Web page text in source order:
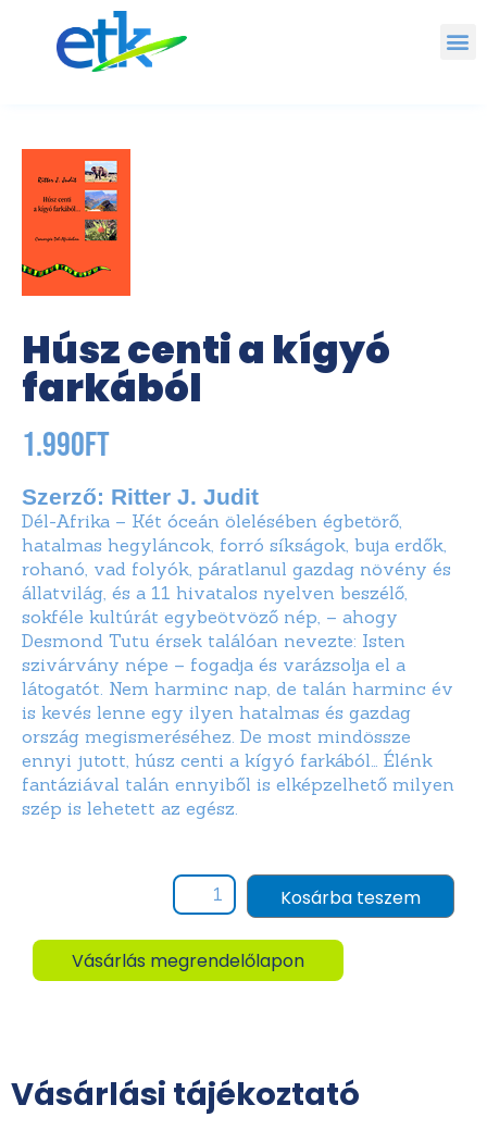
Húsz centi a kígyó
farkából
1.990Ft
Szerző: Ritter J. Judit
Dél-Afrika – Két óceán ölelésében égbetörő,
hatalmas hegyláncok, forró síkságok, buja erdők,
rohanó, vad folyók, páratlanul gazdag növény és
állatvilág, és a 11 hivatalos nyelven beszélő,
sokféle kultúrát egybeötvöző nép, – ahogy
Desmond Tutu érsek találóan nevezte: Isten
szivárvány népe – fogadja és varázsolja el a
látogatót. Nem harminc nap, de talán harminc év
is kevés lenne egy ilyen hatalmas és gazdag
ország megismeréséhez. De most mindössze
ennyi jutott, húsz centi a kígyó farkából… Élénk
fantáziával talán ennyiből is elképzelhető milyen
szép is lehetett az egész.
Kosárba teszem
Vásárlás megrendelőlapon
Vásárlási tájékoztató